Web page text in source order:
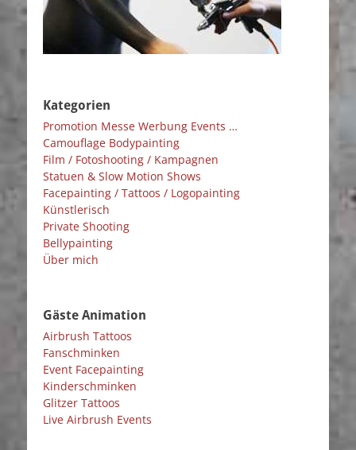
Kategorien
Promotion Messe Werbung Events …
Camouflage Bodypainting
Film / Fotoshooting / Kampagnen
Statuen & Slow Motion Shows
Facepainting / Tattoos / Logopainting
Künstlerisch
Private Shooting
Bellypainting
Über mich
Gäste Animation
Airbrush Tattoos
Fanschminken
Event Facepainting
Kinderschminken
Glitzer Tattoos
Live Airbrush Events